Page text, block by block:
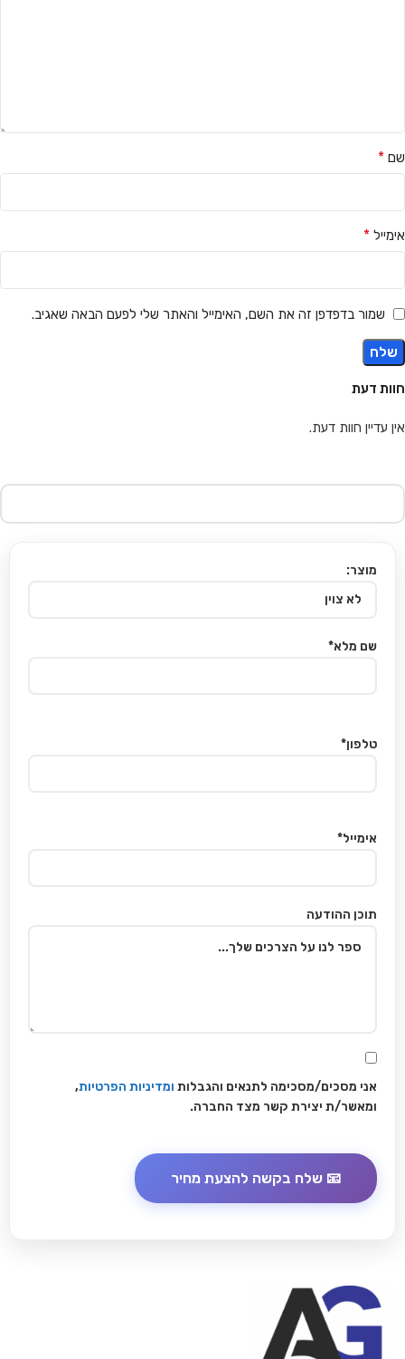
חוות דעת
אין עדיין חוות דעת.
שם *
אימייל *
שמור בדפדפן זה את השם, האימייל והאתר שלי לפעם הבאה שאגיב.
מוצר:
שם מלא*
טלפון*
אימייל*
תוכן ההודעה
אני מסכים/מסכימה לתנאים והגבלות ומדיניות הפרטיות,
ומאשר/ת יצירת קשר מצד החברה.